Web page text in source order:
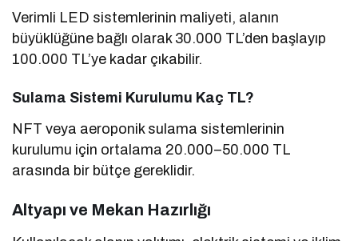
Verimli LED sistemlerinin maliyeti, alanın
büyüklüğüne bağlı olarak 30.000 TL’den başlayıp
100.000 TL’ye kadar çıkabilir.
Sulama Sistemi Kurulumu Kaç TL?
NFT veya aeroponik sulama sistemlerinin
kurulumu için ortalama 20.000–50.000 TL
arasında bir bütçe gereklidir.
Altyapı ve Mekan Hazırlığı